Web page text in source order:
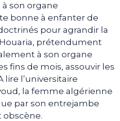
son organe
bonne à enfanter de
pour agrandir la
prétendument
à son organe
fins de mois, assouvir les
lire l’universitaire
la femme algérienne
par son entrejambe